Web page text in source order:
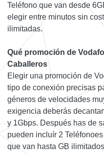
Teléfono que van desde
elegir entre minutos sin
ilimitadas.
Qué promoción de
Caballeros
Elegir una promoción de
tipo de conexión precisas
géneros de velocidades
exigencia deberás
y 1Gbps. Después has de
pueden incluír 2
que van hasta GB